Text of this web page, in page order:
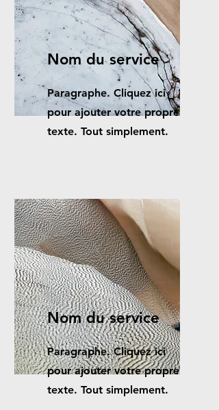
Nom du service
Paragraphe. Cliquez ici
pour ajouter votre propre
texte. Tout simplement.
Nom du service
Paragraphe. Cliquez ici
pour ajouter votre propre
texte. Tout simplement.